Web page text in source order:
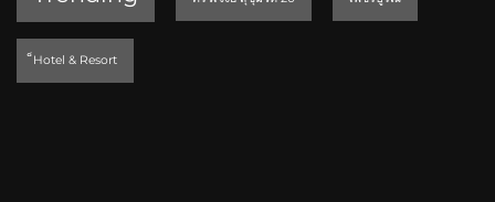
็Hotel & Resort